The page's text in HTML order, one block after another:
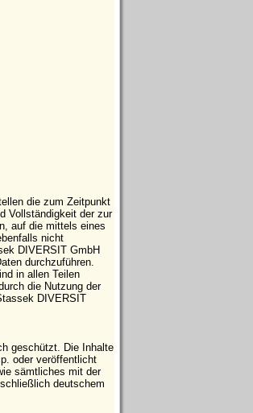
die zum Zeitpunkt
Vollständigkeit der zur
auf die mittels eines
nicht
DIVERSIT GmbH
durchzuführen.
in allen Teilen
die Nutzung der
DIVERSIT
geschützt. Die Inhalte
oder veröffentlicht
sämtliches mit der
deutschem